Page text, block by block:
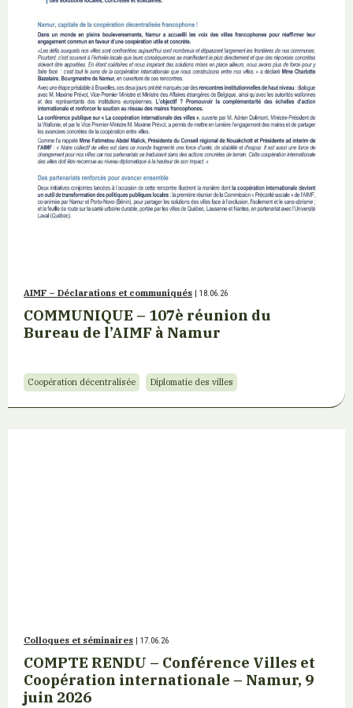
AIMF – Déclarations et communiqués | 18.06.26
COMMUNIQUE – 107è réunion du
Bureau de l’AIMF à Namur
Coopération décentralisée Diplomatie des villes
Colloques et séminaires | 17.06.26
COMPTE RENDU – Conférence Villes et
Coopération internationale – Namur, 9
juin 2026